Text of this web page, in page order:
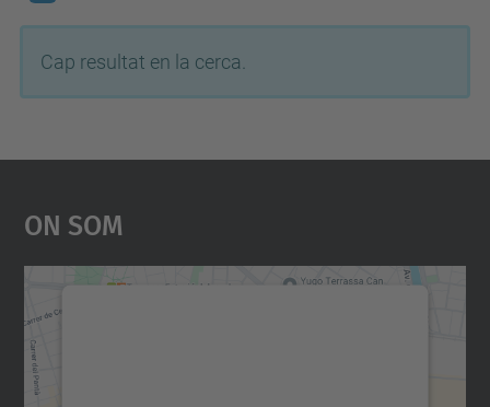
Cap resultat en la cerca.
On Som